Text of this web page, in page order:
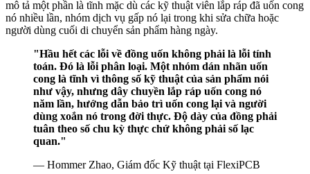
mô tả một phần là tĩnh mặc dù các kỹ thuật viên lắp ráp đã uốn cong
nó nhiều lần, nhóm dịch vụ gấp nó lại trong khi sửa chữa hoặc
người dùng cuối di chuyển sản phẩm hàng ngày.
"Hầu hết các lỗi về đồng uốn không phải là lỗi tính
toán. Đó là lỗi phân loại. Một nhóm dán nhãn uốn
cong là tĩnh vì thông số kỹ thuật của sản phẩm nói
như vậy, nhưng dây chuyền lắp ráp uốn cong nó
năm lần, hướng dẫn bảo trì uốn cong lại và người
dùng xoắn nó trong đời thực. Độ dày của đồng phải
tuân theo số chu kỳ thực chứ không phải số lạc
quan."
— Hommer Zhao, Giám đốc Kỹ thuật tại FlexiPCB